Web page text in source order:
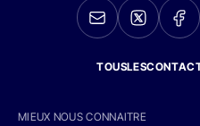
MIEUX NOUS CONNAITRE